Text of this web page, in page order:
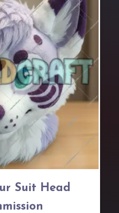
Suit Head